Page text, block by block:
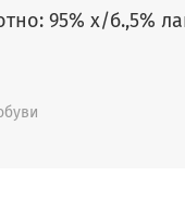
95% х/б.,5%